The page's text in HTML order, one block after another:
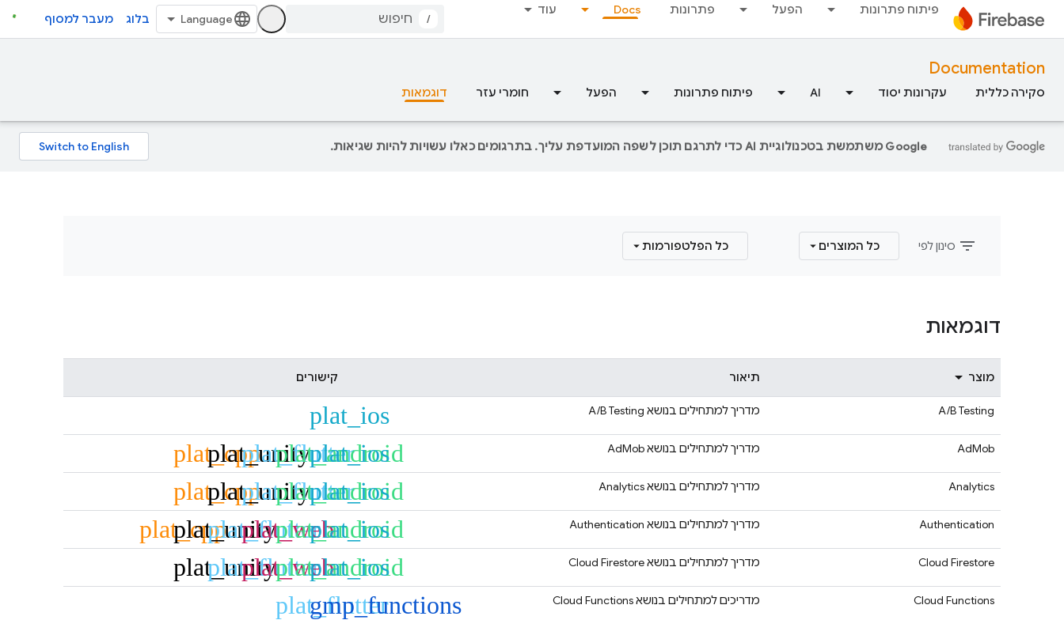
פיתוח פתרונות הפעל פתרונות Docs עוד
/ בלוג מעבר למסוף
Documentation
סקירה כללית עקרונות יסוד AI פיתוח פתרונות הפעל חומרי עזר דוגמאות
‫Google משתמשת בטכנולוגיית AI כדי לתרגם תוכן לשפה המועדפת עליך. בתרגומים כאלו עשויות להיות שגיאות.
filter_list סינון לפי כל המוצרים כל הפלטפורמות
דוגמאות
מוצר תיאור קישורים
A/B Testing מדריך למתחילים בנושא A/B Testing
plat_ios
AdMob מדריך למתחילים בנושאAdMob
plat_ios
plat_android
plat_flutter
plat_unity
plat_cpp
Analytics מדריך למתחילים בנושאAnalytics
plat_ios
plat_android
plat_flutter
plat_unity
plat_cpp
Authentication מדריך למתחילים בנושא Authentication
plat_ios
plat_android
plat_web
plat_flutter
plat_unity
plat_cpp
Cloud Firestore מדריך למתחילים בנושאCloud Firestore
plat_ios
plat_android
plat_web
plat_flutter
plat_unity
Cloud Functions מדריכים למתחילים בנושאCloud Functions
gmp_functions
plat_flutter